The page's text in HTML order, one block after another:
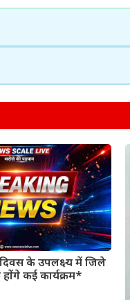
दिवस के उपलक्ष्य में जिले
कई कार्यक्रम*